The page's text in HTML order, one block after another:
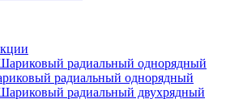
радиальный однорядный